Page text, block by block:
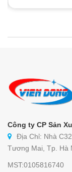
Công ty CP Sản
Địa Chỉ: Nhà
Tương Mai, Tp. Hà
MST:0105816740